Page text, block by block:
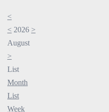
<
< 2026 >
August
>
List
Month
List
Week